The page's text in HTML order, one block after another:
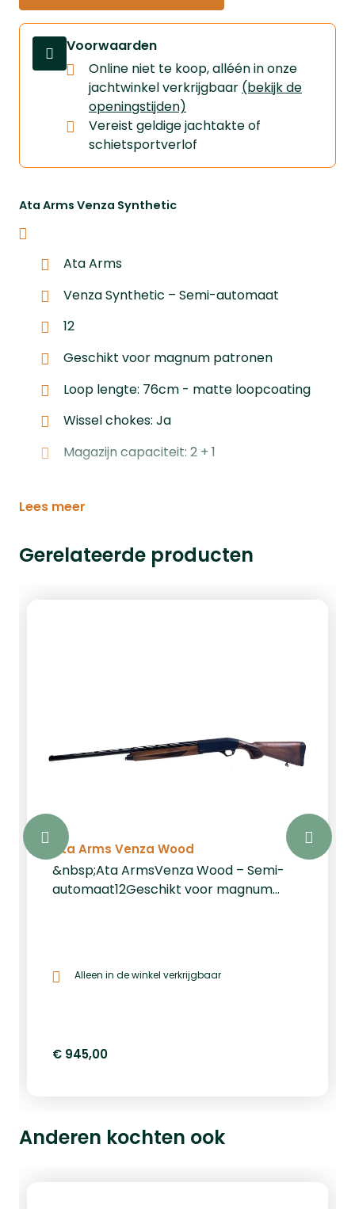
Ata Arms Venza Synthetic
Ata Arms
Venza Synthetic – Semi-automaat
12
Geschikt voor magnum patronen
Loop lengte: 76cm - matte loopcoating
Wissel chokes: Ja
Magazijn capaciteit: 2 + 1
Lees meer
Voorwaarden
Online niet te koop, alléén in onze
jachtwinkel verkrijgbaar (bekijk de
openingstijden)
Vereist geldige jachtakte of
schietsportverlof
Gerelateerde producten
Ata Arms Venza Wood
&nbsp;Ata ArmsVenza Wood – Semi-
automaat12Geschikt voor magnum
Alleen in de winkel verkrijgbaar
€ 945,00
Anderen kochten ook